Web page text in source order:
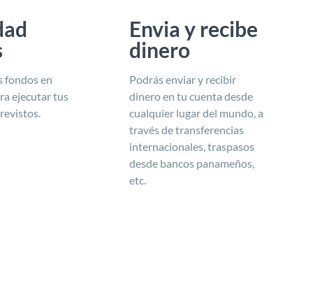
fondos en
ejecutar tus
Envia y recibe
dinero
Podrás enviar y recibir
dinero en tu cuenta desde
cualquier lugar del mundo, a
través de transferencias
internacionales, traspasos
desde bancos panameños,
etc.